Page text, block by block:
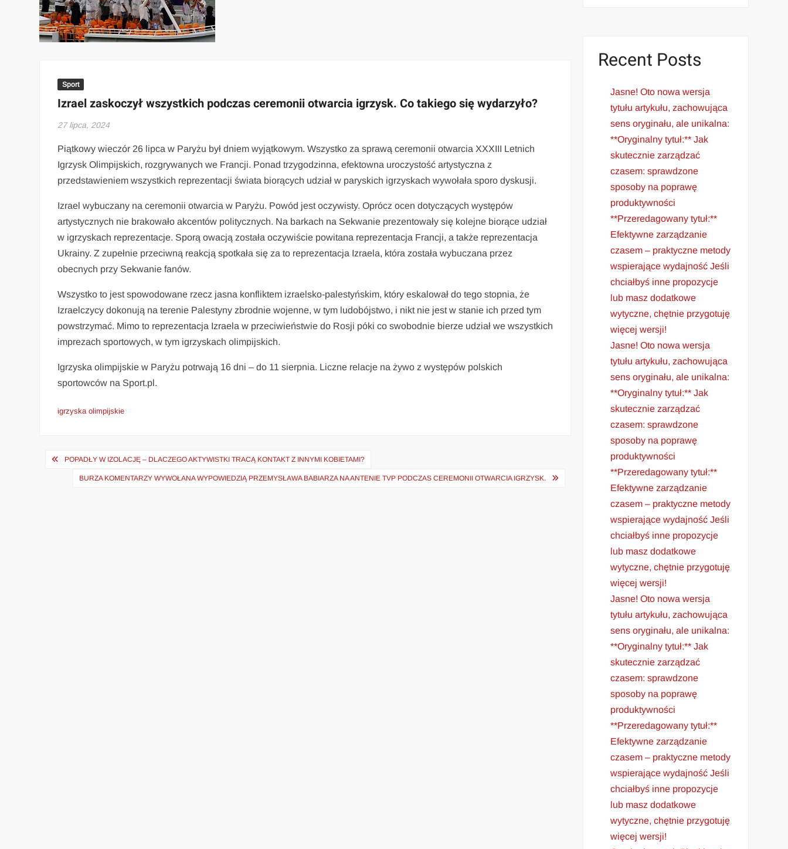
Sport
Izrael zaskoczył wszystkich podczas ceremonii otwarcia igrzysk. Co takiego się wydarzyło?
27 lipca, 2024
Piątkowy wieczór 26 lipca w Paryżu był dniem wyjątkowym. Wszystko za sprawą ceremonii otwarcia XXXIII Letnich
Igrzysk Olimpijskich, rozgrywanych we Francji. Ponad trzygodzinna, efektowna uroczystość artystyczna z
przedstawieniem wszystkich reprezentacji świata biorących udział w paryskich igrzyskach wywołała sporo dyskusji.
Izrael wybuczany na ceremonii otwarcia w Paryżu. Powód jest oczywisty. Oprócz ocen dotyczących występów
artystycznych nie brakowało akcentów politycznych. Na barkach na Sekwanie prezentowały się kolejne biorące udział
w igrzyskach reprezentacje. Sporą owacją została oczywiście powitana reprezentacja Francji, a także reprezentacja
Ukrainy. Z zupełnie przeciwną reakcją spotkała się za to reprezentacja Izraela, która została wybuczana przez
obecnych przy Sekwanie fanów.
Wszystko to jest spowodowane rzecz jasna konfliktem izraelsko-palestyńskim, który eskalował do tego stopnia, że
Izraelczycy dokonują na terenie Palestyny zbrodnie wojenne, w tym ludobójstwo, i nikt nie jest w stanie ich przed tym
powstrzymać. Mimo to reprezentacja Izraela w przeciwieństwie do Rosji póki co swobodnie bierze udział we wszystkich
imprezach sportowych, w tym igrzyskach olimpijskich.
Igrzyska olimpijskie w Paryżu potrwają 16 dni – do 11 sierpnia. Liczne relacje na żywo z występów polskich
sportowców na Sport.pl.
igrzyska olimpijskie
Nawigacja
wpisu
POPADŁY W IZOLACJĘ – DLACZEGO AKTYWISTKI TRACĄ KONTAKT Z INNYMI KOBIETAMI?
BURZA KOMENTARZY WYWOŁANA WYPOWIEDZIĄ PRZEMYSŁAWA BABIARZA NA ANTENIE TVP PODCZAS CEREMONII OTWARCIA IGRZYSK.
Recent Posts
Jasne! Oto nowa wersja
tytułu artykułu, zachowująca
sens oryginału, ale unikalna:
**Oryginalny tytuł:** Jak
skutecznie zarządzać
czasem: sprawdzone
sposoby na poprawę
produktywności
**Przeredagowany tytuł:**
Efektywne zarządzanie
czasem – praktyczne metody
wspierające wydajność Jeśli
chciałbyś inne propozycje
lub masz dodatkowe
wytyczne, chętnie przygotuję
więcej wersji!
Jasne! Oto nowa wersja
tytułu artykułu, zachowująca
sens oryginału, ale unikalna:
**Oryginalny tytuł:** Jak
skutecznie zarządzać
czasem: sprawdzone
sposoby na poprawę
produktywności
**Przeredagowany tytuł:**
Efektywne zarządzanie
czasem – praktyczne metody
wspierające wydajność Jeśli
chciałbyś inne propozycje
lub masz dodatkowe
wytyczne, chętnie przygotuję
więcej wersji!
Jasne! Oto nowa wersja
tytułu artykułu, zachowująca
sens oryginału, ale unikalna:
**Oryginalny tytuł:** Jak
skutecznie zarządzać
czasem: sprawdzone
sposoby na poprawę
produktywności
**Przeredagowany tytuł:**
Efektywne zarządzanie
czasem – praktyczne metody
wspierające wydajność Jeśli
chciałbyś inne propozycje
lub masz dodatkowe
wytyczne, chętnie przygotuję
więcej wersji!